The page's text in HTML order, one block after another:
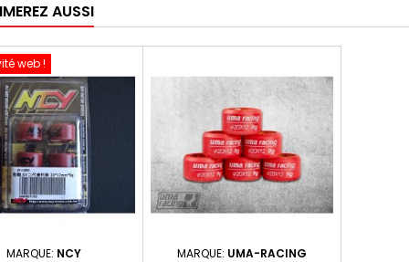
AUSSI
web !
MARQUE: NCY MARQUE: UMA-RACING